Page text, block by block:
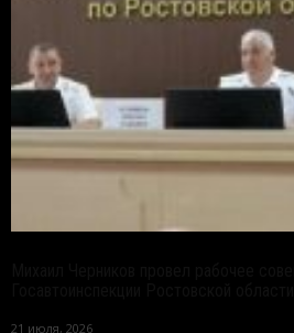
21 июля, 2026